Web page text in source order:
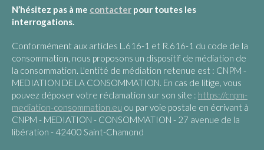
N’hésitez pas à me contacter pour toutes les
interrogations.
Conformément aux articles L.616-1 et R.616-1 du code de la
consommation, nous proposons un dispositif de médiation de
la consommation. L'entité de médiation retenue est : CNPM -
MEDIATION DE LA CONSOMMATION. En cas de litige, vous
pouvez déposer votre réclamation sur son site : https://cnpm-
mediation-consommation.eu ou par voie postale en écrivant à
CNPM - MEDIATION - CONSOMMATION - 27 avenue de la
libération - 42400 Saint-Chamond